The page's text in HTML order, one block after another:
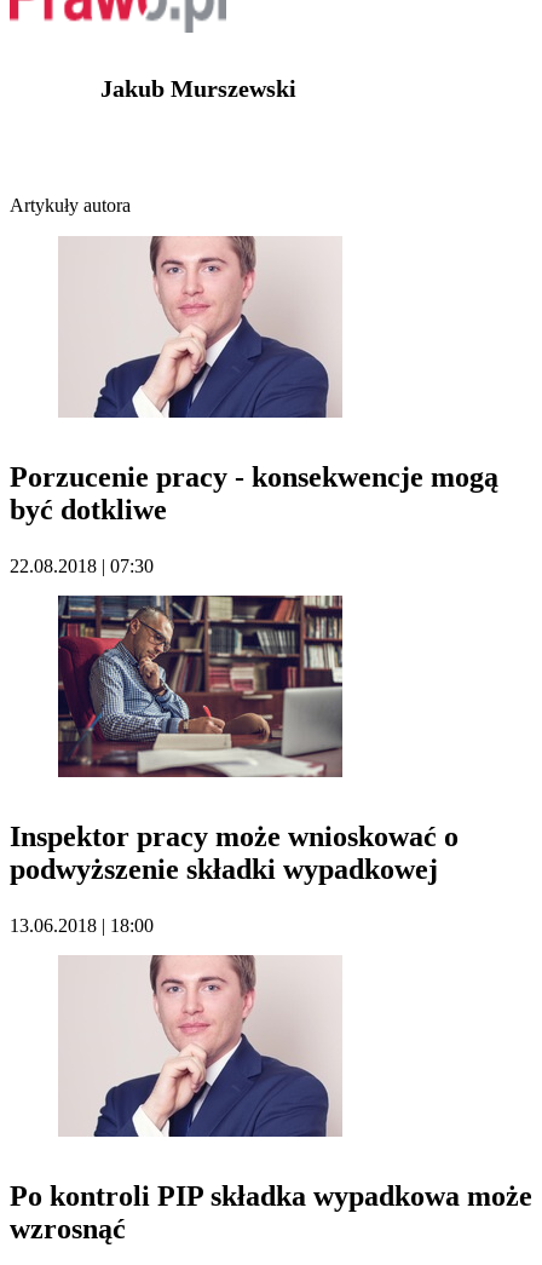
Jakub Murszewski
Artykuły autora
Porzucenie pracy - konsekwencje mogą
być dotkliwe
22.08.2018 | 07:30
Inspektor pracy może wnioskować o
podwyższenie składki wypadkowej
13.06.2018 | 18:00
Po kontroli PIP składka wypadkowa może
wzrosnąć